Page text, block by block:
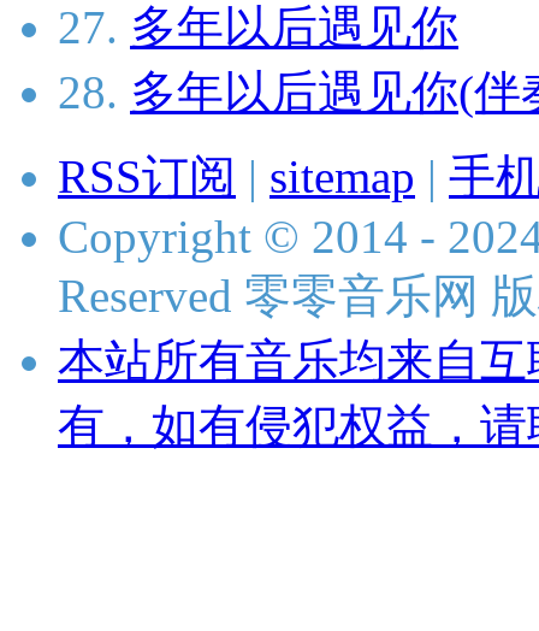
27. 多年以后遇见你
28. 多年以后遇见你(伴
RSS订阅 | sitemap | 手
Copyright © 2014 -
Reserved 零零音乐网
本站所有音乐均来自
有，如有侵犯权益，